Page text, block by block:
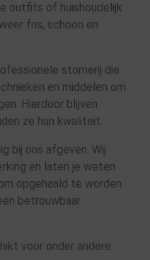
outfits of huishoudelijk
fris, schoon en
stomerij die
en middelen om
Hierdoor blijven
ze hun kwaliteit.
bij ons afgeven. Wij
en laten je weten
opgehaald te worden.
betrouwbaar
voor onder andere: